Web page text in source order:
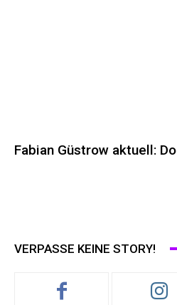
Fabian Güstrow aktuell:
VERPASSE KEINE STORY!